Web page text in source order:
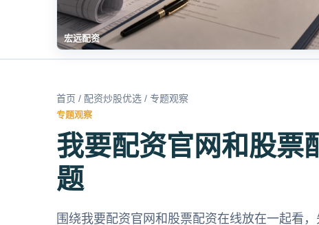
宏远配资
首页 / 配资炒股优选 / 专题观察
专题观察
我要配资官网和股票
题
围绕我要配资官网和股票配资在线放在一起看